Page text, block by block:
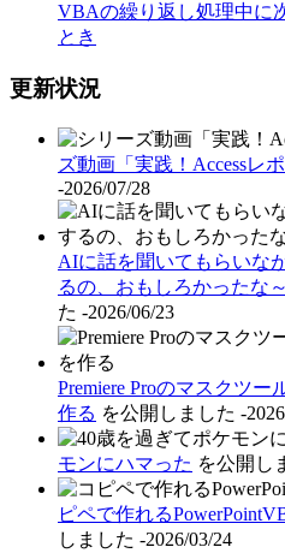
VBAの繰り返し処理中に
とき
更新状況
ズ動画「実践！Accessレ
-2026/07/28
AIに話を聞いてもらいな
るの、おもしろかったな
た -2026/06/23
Premiere Proのマスクツ
作る を公開しました -
モンにハマった を公開し
ピペで作れる
しました -2026/03/24